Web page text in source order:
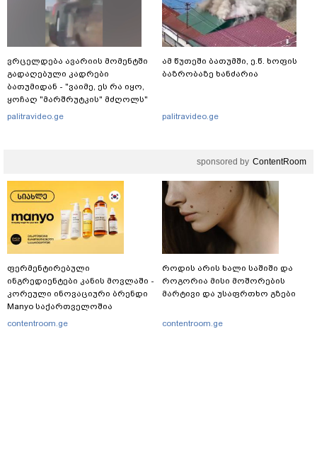
ვრცელდება ავარიის მომენტში
გადაღებული კადრები
ბათუმიდან - "ვაიმე, ეს რა იყო,
ყოჩაღ "მარშრუტკის" მძღოლს"
palitravideo.ge
ამ წუთეში ბათუმში, ე.წ. ხოფის
ბაზრობაზე ხანძარია
palitravideo.ge
sponsored by ContentRoom
ფერმენტირებული
ინგრედიენტები კანის მოვლაში -
კორეული ინოვაციური ბრენდი
Manyo საქართველოშია
contentroom.ge
როდის არის ხალი საშიში და
როგორია მისი მოშორების
მარტივი და უსაფრთხო გზები
contentroom.ge